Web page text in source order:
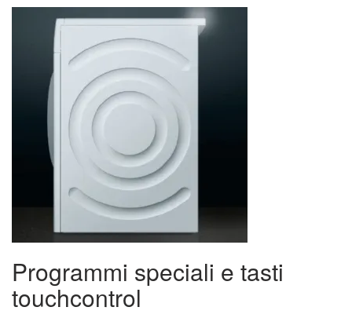
Programmi speciali e tasti
touchcontrol